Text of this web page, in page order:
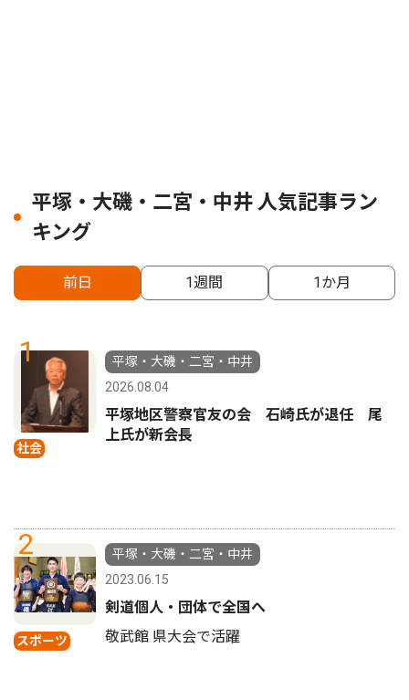
平塚・大磯・二宮・中井 人気記事ラン
キング
前日 1週間 1か月
1
社会
平塚・大磯・二宮・中井
2026.08.04
平塚地区警察官友の会 石崎氏が退任 尾
上氏が新会長
2
スポーツ
平塚・大磯・二宮・中井
2023.06.15
剣道個人・団体で全国へ
敬武館 県大会で活躍